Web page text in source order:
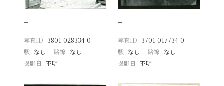
−
写真ID 3801-028334-0
駅 なし 路線 なし
撮影日
不明
−
写真ID 3701-017734-0
駅 なし 路線 なし
撮影日 不明